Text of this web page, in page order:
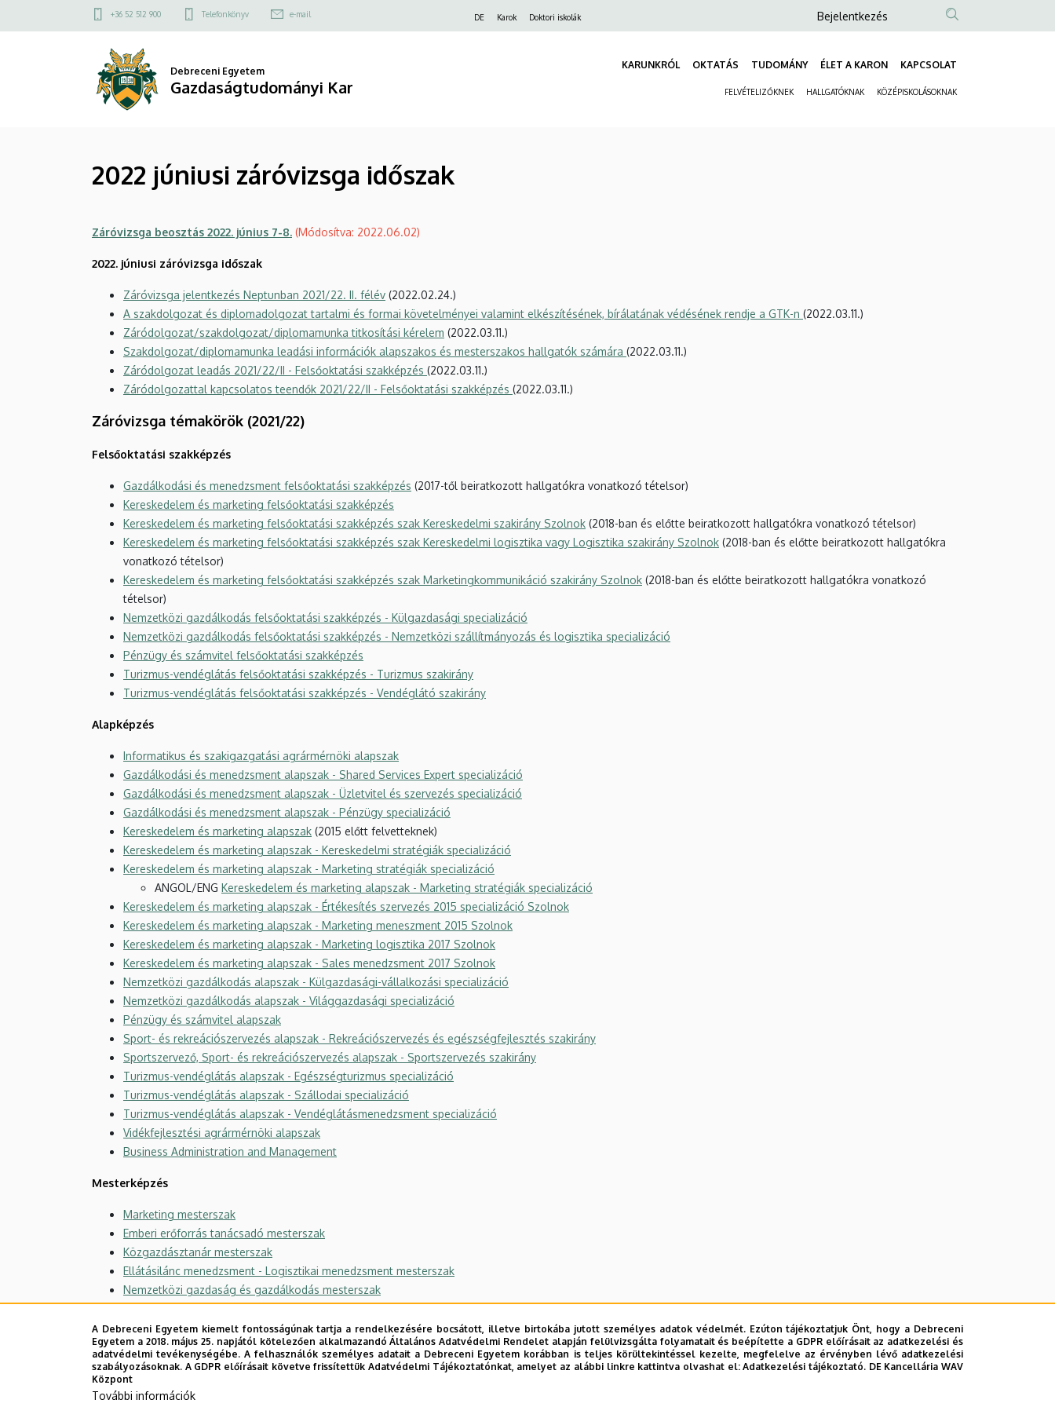
záróvizsga
Gazdaságtudományi
a
Felső
menü
+36 52 512 900 Telefonkönyv e-mail DE Karok Doktori iskolák
Anonim
fiók
menüje
Bejelentkezés
Debreceni Egyetem
Gazdaságtudományi Kar
KARUNKRÓL OKTATÁS TUDOMÁNY ÉLET A KARON KAPCSOLAT
FELVÉTELIZŐKNEK HALLGATÓKNAK KÖZÉPISKOLÁSOKNAK
2022 júniusi záróvizsga időszak
Záróvizsga beosztás 2022. június 7-8. (Módosítva: 2022.06.02)
2022. júniusi záróvizsga időszak
Záróvizsga jelentkezés Neptunban 2021/22. II. félév (2022.02.24.)
A szakdolgozat és diplomadolgozat tartalmi és formai követelményei valamint elkészítésének, bírálatának védésének rendje a GTK-n (2022.03.11.)
Záródolgozat/szakdolgozat/diplomamunka titkosítási kérelem (2022.03.11.)
Szakdolgozat/diplomamunka leadási információk alapszakos és mesterszakos hallgatók számára (2022.03.11.)
Záródolgozat leadás 2021/22/II - Felsőoktatási szakképzés (2022.03.11.)
Záródolgozattal kapcsolatos teendők 2021/22/II - Felsőoktatási szakképzés (2022.03.11.)
Záróvizsga témakörök (2021/22)
Felsőoktatási szakképzés
Gazdálkodási és menedzsment felsőoktatási szakképzés (2017-től beiratkozott hallgatókra vonatkozó tételsor)
Kereskedelem és marketing felsőoktatási szakképzés
Kereskedelem és marketing felsőoktatási szakképzés szak Kereskedelmi szakirány Szolnok (2018-ban és előtte beiratkozott hallgatókra vonatkozó tételsor)
Kereskedelem és marketing felsőoktatási szakképzés szak Kereskedelmi logisztika vagy Logisztika szakirány Szolnok (2018-ban és előtte beiratkozott hallgatókra
vonatkozó tételsor)
Kereskedelem és marketing felsőoktatási szakképzés szak Marketingkommunikáció szakirány Szolnok (2018-ban és előtte beiratkozott hallgatókra vonatkozó
tételsor)
Nemzetközi gazdálkodás felsőoktatási szakképzés - Külgazdasági specializáció
Nemzetközi gazdálkodás felsőoktatási szakképzés - Nemzetközi szállítmányozás és logisztika specializáció
Pénzügy és számvitel felsőoktatási szakképzés
Turizmus-vendéglátás felsőoktatási szakképzés - Turizmus szakirány
Turizmus-vendéglátás felsőoktatási szakképzés - Vendéglátó szakirány
Alapképzés
Informatikus és szakigazgatási agrármérnöki alapszak
Gazdálkodási és menedzsment alapszak - Shared Services Expert specializáció
Gazdálkodási és menedzsment alapszak - Üzletvitel és szervezés specializáció
Gazdálkodási és menedzsment alapszak - Pénzügy specializáció
Kereskedelem és marketing alapszak (2015 előtt felvetteknek)
Kereskedelem és marketing alapszak - Kereskedelmi stratégiák specializáció
Kereskedelem és marketing alapszak - Marketing stratégiák specializáció
ANGOL/ENG Kereskedelem és marketing alapszak - Marketing stratégiák specializáció
Kereskedelem és marketing alapszak - Értékesítés szervezés 2015 specializáció Szolnok
Kereskedelem és marketing alapszak - Marketing meneszment 2015 Szolnok
Kereskedelem és marketing alapszak - Marketing logisztika 2017 Szolnok
Kereskedelem és marketing alapszak - Sales menedzsment 2017 Szolnok
Nemzetközi gazdálkodás alapszak - Külgazdasági-vállalkozási specializáció
Nemzetközi gazdálkodás alapszak - Világgazdasági specializáció
Pénzügy és számvitel alapszak
Sport- és rekreációszervezés alapszak - Rekreációszervezés és egészségfejlesztés szakirány
Sportszervező, Sport- és rekreációszervezés alapszak - Sportszervezés szakirány
Turizmus-vendéglátás alapszak - Egészségturizmus specializáció
Turizmus-vendéglátás alapszak - Szállodai specializáció
Turizmus-vendéglátás alapszak - Vendéglátásmenedzsment specializáció
Vidékfejlesztési agrármérnöki alapszak
Business Administration and Management
Mesterképzés
Marketing mesterszak
Emberi erőforrás tanácsadó mesterszak
Közgazdásztanár mesterszak
Ellátásilánc menedzsment - Logisztikai menedzsment mesterszak
Nemzetközi gazdaság és gazdálkodás mesterszak
Sportközgazdász mesterszak
Számvitel mesterszak
Vállalkozásfejlesztés mesterszak
Vezetés és szervezés mesterszak - Controlling és teljesítménymenedzsment specializáció
Vezetés és szervezés mesterszak - Emberi erőforrás menedzsment és szervezetfejlesztés specializáció
Vidékfejlesztési agrármérnöki mesterszak
A Debreceni Egyetem kiemelt fontosságúnak tartja a rendelkezésére bocsátott, illetve birtokába jutott személyes adatok védelmét. Ezúton tájékoztatjuk Önt, hogy a Debreceni
Egyetem a 2018. május 25. napjától kötelezően alkalmazandó Általános Adatvédelmi Rendelet alapján felülvizsgálta folyamatait és beépítette a GDPR előírásait az adatkezelési és
adatvédelmi tevékenységébe. A felhasználók személyes adatait a Debreceni Egyetem korábban is teljes körültekintéssel kezelte, megfelelve az érvényben lévő adatkezelési
szabályozásoknak. A GDPR előírásait követve frissítettük Adatvédelmi Tájékoztatónkat, amelyet az alábbi linkre kattintva olvashat el:Adatkezelési tájékoztató. DE Kancellária WAV
Központ
További információk